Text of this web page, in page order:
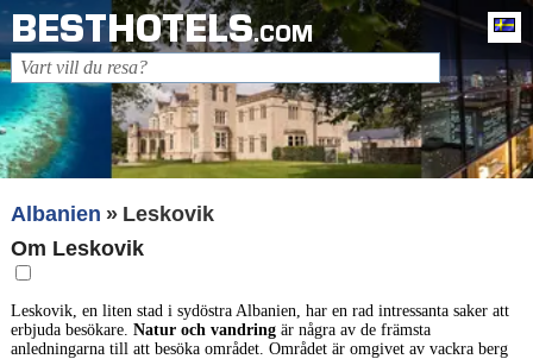
BESTHOTELS.COM
Albanien
Leskovik
Om Leskovik
Leskovik, en liten stad i sydöstra Albanien, har en rad intressanta saker att
erbjuda besökare. Natur och vandringär några av de främsta
anledningarna till att besöka området. Området är omgivet av vackra berg